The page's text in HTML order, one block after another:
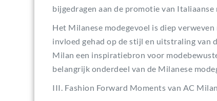
bijgedragen aan de promotie van Italiaanse
Het Milanese modegevoel is diep
invloed gehad op de stijl en uitstraling van
Milan een inspiratiebron voor
belangrijk onderdeel van de Milanese
III. Fashion Forward Moments van AC Milan